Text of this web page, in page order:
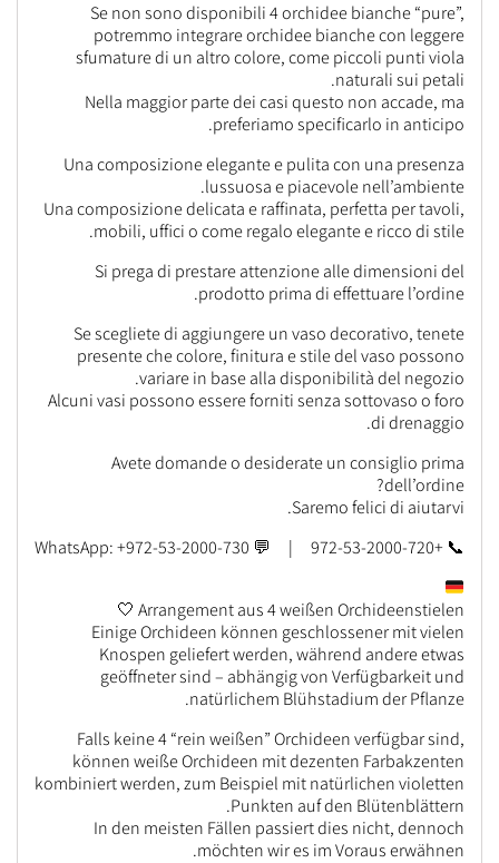
Se non sono disponibili 4 orchidee bianche “pure”,
potremmo integrare orchidee bianche con leggere
sfumature di un altro colore, come piccoli punti viola
naturali sui petali.
Nella maggior parte dei casi questo non accade, ma
preferiamo specificarlo in anticipo.
Una composizione elegante e pulita con una presenza
lussuosa e piacevole nell’ambiente.
Una composizione delicata e raffinata, perfetta per tavoli,
mobili, uffici o come regalo elegante e ricco di stile.
Si prega di prestare attenzione alle dimensioni del
prodotto prima di effettuare l’ordine.
Se scegliete di aggiungere un vaso decorativo, tenete
presente che colore, finitura e stile del vaso possono
variare in base alla disponibilità del negozio.
Alcuni vasi possono essere forniti senza sottovaso o foro
di drenaggio.
Avete domande o desiderate un consiglio prima
dell’ordine?
Saremo felici di aiutarvi.
📞 +972-53-2000-720 | 💬 WhatsApp: +972-53-2000-730
Arrangement aus 4 weißen Orchideenstielen 🤍
Einige Orchideen können geschlossener mit vielen
Knospen geliefert werden, während andere etwas
geöffneter sind – abhängig von Verfügbarkeit und
natürlichem Blühstadium der Pflanze.
Falls keine 4 “rein weißen” Orchideen verfügbar sind,
können weiße Orchideen mit dezenten Farbakzenten
kombiniert werden, zum Beispiel mit natürlichen violetten
Punkten auf den Blütenblättern.
In den meisten Fällen passiert dies nicht, dennoch
möchten wir es im Voraus erwähnen.